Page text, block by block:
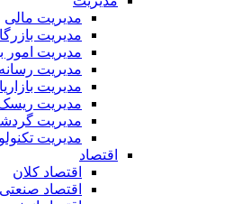
مدیریت مالی
مدیریت
مدیریت امور
مدیریت رسانه
مدیریت
مدیریت
مدیریت
مدیریت
اقتصاد
اقتصاد کلان
اقتصاد صنعتی